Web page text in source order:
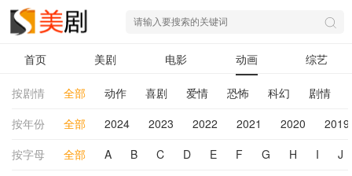
首页 美剧 电影 动画 综艺
按剧情 全部 动作 喜剧 爱情 恐怖 科幻 剧情
按年份
全部 2024 2023 2022 2021 2020
2019
按字母
全部 A B C D E F G H I
J